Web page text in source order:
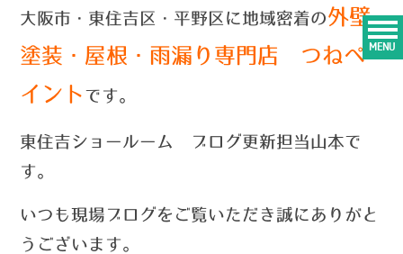
MENU
大阪市・東住吉区・平野区に地域密着の外壁
塗装・屋根・雨漏り専門店 つねペ
イント です。
東住吉ショールーム ブログ更新担当山本で
す。
いつ も現場ブログをご覧いただき誠にありがと
うございます。